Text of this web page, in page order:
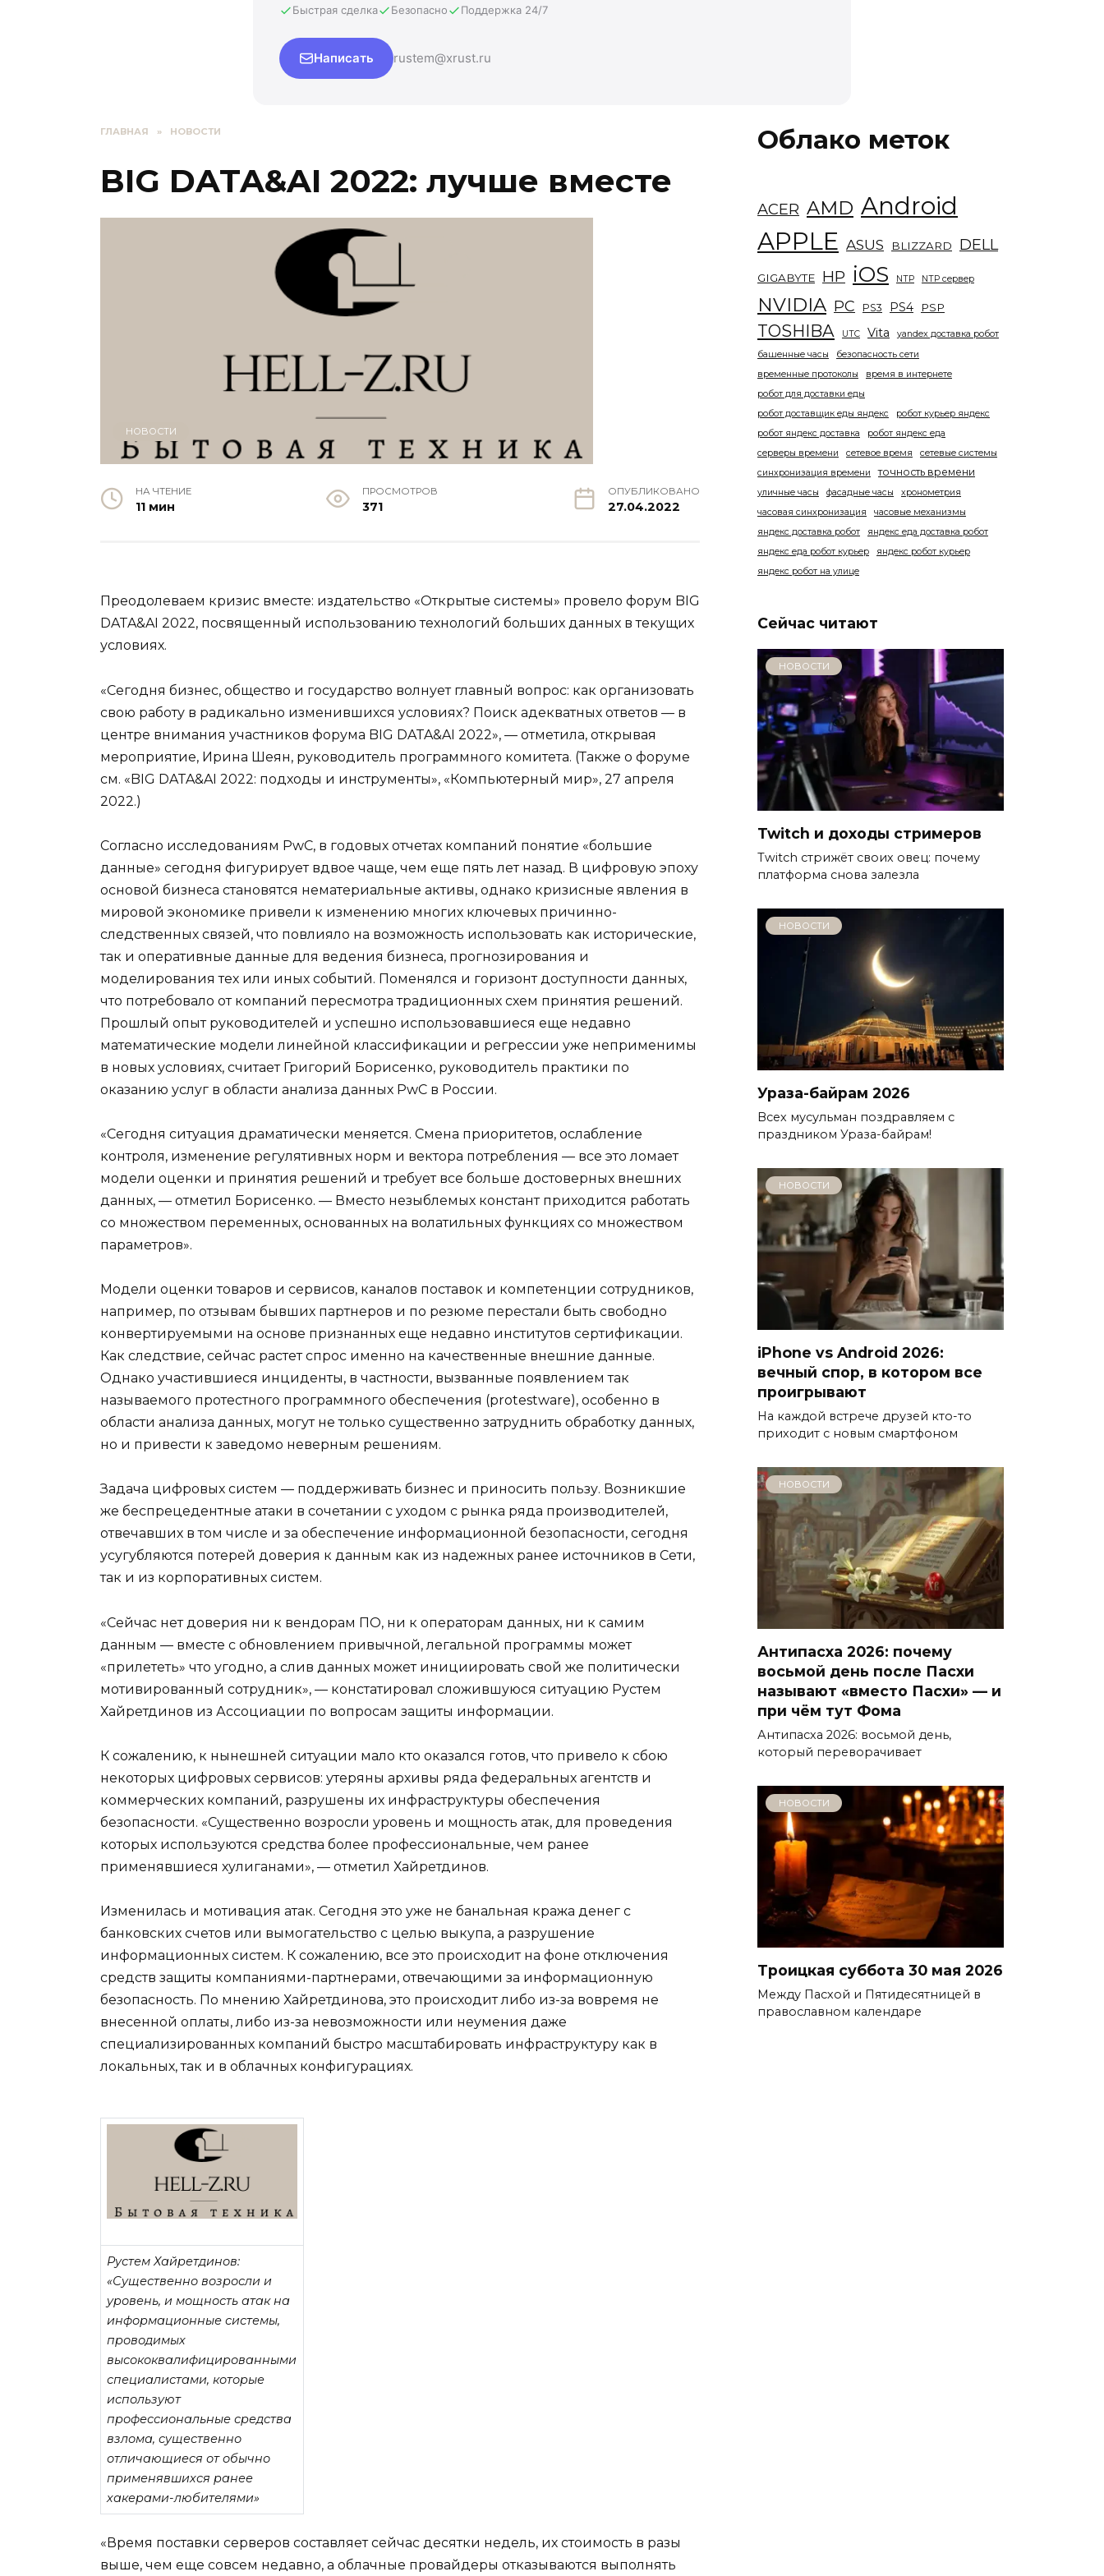
Быстрая сделка Безопасно Поддержка 24/7
Написать rustem@xrust.ru
ГЛАВНАЯ » НОВОСТИ
BIG DATA&AI 2022: лучше вместе
НОВОСТИ
НА ЧТЕНИЕ
11 мин
ПРОСМОТРОВ
371
ОПУБЛИКОВАНО
27.04.2022
Преодолеваем кризис вместе: издательство «Открытые системы» провело форум BIG
DATA&AI 2022, посвященный использованию технологий больших данных в текущих
условиях.
«Сегодня бизнес, общество и государство волнует главный вопрос: как организовать
свою работу в радикально изменившихся условиях? Поиск адекватных ответов — в
центре внимания участников форума BIG DATA&AI 2022», — отметила, открывая
мероприятие, Ирина Шеян, руководитель программного комитета. (Также о форуме
см. «BIG DATA&AI 2022: подходы и инструменты», «Компьютерный мир», 27 апреля
2022.)
Согласно исследованиям PwC, в годовых отчетах компаний понятие «большие
данные» сегодня фигурирует вдвое чаще, чем еще пять лет назад. В цифровую эпоху
основой бизнеса становятся нематериальные активы, однако кризисные явления в
мировой экономике привели к изменению многих ключевых причинно-
следственных связей, что повлияло на возможность использовать как исторические,
так и оперативные данные для ведения бизнеса, прогнозирования и
моделирования тех или иных событий. Поменялся и горизонт доступности данных,
что потребовало от компаний пересмотра традиционных схем принятия решений.
Прошлый опыт руководителей и успешно использовавшиеся еще недавно
математические модели линейной классификации и регрессии уже неприменимы
в новых условиях, считает Григорий Борисенко, руководитель практики по
оказанию услуг в области анализа данных PwC в России.
«Сегодня ситуация драматически меняется. Смена приоритетов, ослабление
контроля, изменение регулятивных норм и вектора потребления — все это ломает
модели оценки и принятия решений и требует все больше достоверных внешних
данных, — отметил Борисенко. — Вместо незыблемых констант приходится работать
со множеством переменных, основанных на волатильных функциях со множеством
параметров».
Модели оценки товаров и сервисов, каналов поставок и компетенции сотрудников,
например, по отзывам бывших партнеров и по резюме перестали быть свободно
конвертируемыми на основе признанных еще недавно институтов сертификации.
Как следствие, сейчас растет спрос именно на качественные внешние данные.
Однако участившиеся инциденты, в частности, вызванные появлением так
называемого протестного программного обеспечения (protestware), особенно в
области анализа данных, могут не только существенно затруднить обработку данных,
но и привести к заведомо неверным решениям.
Задача цифровых систем — поддерживать бизнес и приносить пользу. Возникшие
же беспрецедентные атаки в сочетании с уходом с рынка ряда производителей,
отвечавших в том числе и за обеспечение информационной безопасности, сегодня
усугубляются потерей доверия к данным как из надежных ранее источников в Сети,
так и из корпоративных систем.
«Сейчас нет доверия ни к вендорам ПО, ни к операторам данных, ни к самим
данным — вместе с обновлением привычной, легальной программы может
«прилететь» что угодно, а слив данных может инициировать свой же политически
мотивированный сотрудник», — констатировал сложившуюся ситуацию Рустем
Хайретдинов из Ассоциации по вопросам защиты информации.
К сожалению, к нынешней ситуации мало кто оказался готов, что привело к сбою
некоторых цифровых сервисов: утеряны архивы ряда федеральных агентств и
коммерческих компаний, разрушены их инфраструктуры обеспечения
безопасности. «Существенно возросли уровень и мощность атак, для проведения
которых используются средства более профессиональные, чем ранее
применявшиеся хулиганами», — отметил Хайретдинов.
Изменилась и мотивация атак. Сегодня это уже не банальная кража денег с
банковских счетов или вымогательство с целью выкупа, а разрушение
информационных систем. К сожалению, все это происходит на фоне отключения
средств защиты компаниями-партнерами, отвечающими за информационную
безопасность. По мнению Хайретдинова, это происходит либо из-за вовремя не
внесенной оплаты, либо из-за невозможности или неумения даже
специализированных компаний быстро масштабировать инфраструктуру как в
локальных, так и в облачных конфигурациях.
Рустем Хайретдинов:
«Существенно возросли и
уровень, и мощность атак на
информационные системы,
проводимых
высококвалифицированными
специалистами, которые
используют
профессиональные средства
взлома, существенно
отличающиеся от обычно
применявшихся ранее
хакерами-любителями»
«Время поставки серверов составляет сейчас десятки недель, их стоимость в разы
выше, чем еще совсем недавно, а облачные провайдеры отказываются выполнять
Облако меток
ACER AMD Android
APPLE ASUS BLIZZARD DELL
GIGABYTE HP iOS NTP NTP сервер
NVIDIA PC PS3 PS4 PSP
TOSHIBA UTC Vita
yandex доставка робот
башенные часы
безопасность сети
временные протоколы
время в интернете
робот для доставки еды
робот доставщик еды яндекс
робот курьер яндекс
робот яндекс доставка
робот яндекс еда
серверы времени
сетевое время
сетевые системы
синхронизация времени
точность времени
уличные часы фасадные часы
хронометрия
часовая синхронизация
часовые механизмы
яндекс доставка робот
яндекс еда доставка робот
яндекс еда робот курьер
яндекс робот курьер
яндекс робот на улице
Сейчас читают
НОВОСТИ
Twitch и доходы стримеров
Twitch стрижёт своих овец: почему
платформа снова залезла
НОВОСТИ
Ураза-байрам 2026
Всех мусульман поздравляем с
праздником Ураза-байрам!
НОВОСТИ
iPhone vs Android 2026:
вечный спор, в котором все
проигрывают
На каждой встрече друзей кто-то
приходит с новым смартфоном
НОВОСТИ
Антипасха 2026: почему
восьмой день после Пасхи
называют «вместо Пасхи» — и
при чём тут Фома
Антипасха 2026: восьмой день,
который переворачивает
НОВОСТИ
Троицкая суббота 30 мая 2026
Между Пасхой и Пятидесятницей в
православном календаре